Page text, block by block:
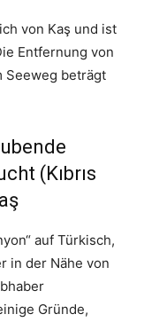
von Kaş und ist
Entfernung von
Seeweg beträgt
(Kıbrıs
auf Türkisch,
in der Nähe von
Gründe,